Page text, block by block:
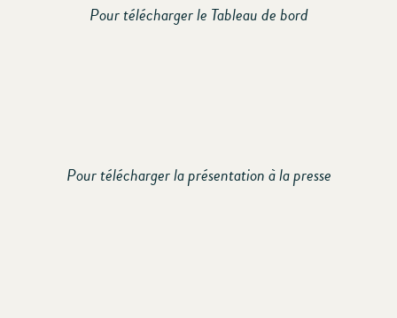
Pour télécharger le Tableau de bord
Pour télécharger la présentation à la presse